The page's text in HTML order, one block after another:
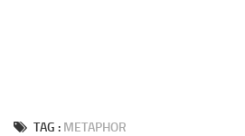
TAG : METAPHOR